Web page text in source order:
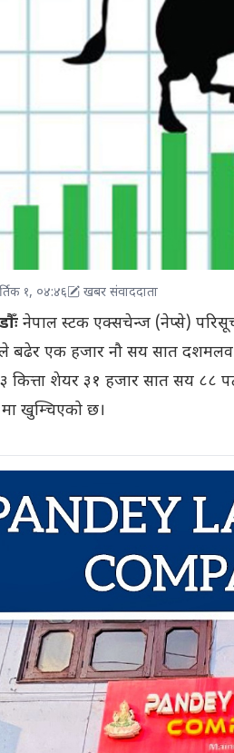
१, ०४:४६ खबर संवाददाता
नेपाल स्टक एक्सचेन्ज (नेप्से)
बढेर एक हजार नौ सय सात दशमलव
कित्ता शेयर ३१ हजार सात सय ८८
खुम्चिएको छ।